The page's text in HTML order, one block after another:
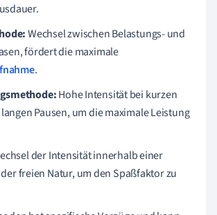
Wechsel zwischen Belastungs- und
fördert die maximale
.
Hohe Intensität bei kurzen
Pausen, um die maximale Leistung
der Intensität innerhalb einer
freien Natur, um den Spaßfaktor zu